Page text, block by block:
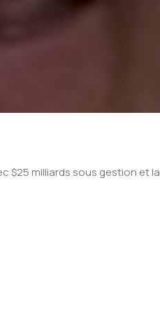
$25 milliards sous gestion et la